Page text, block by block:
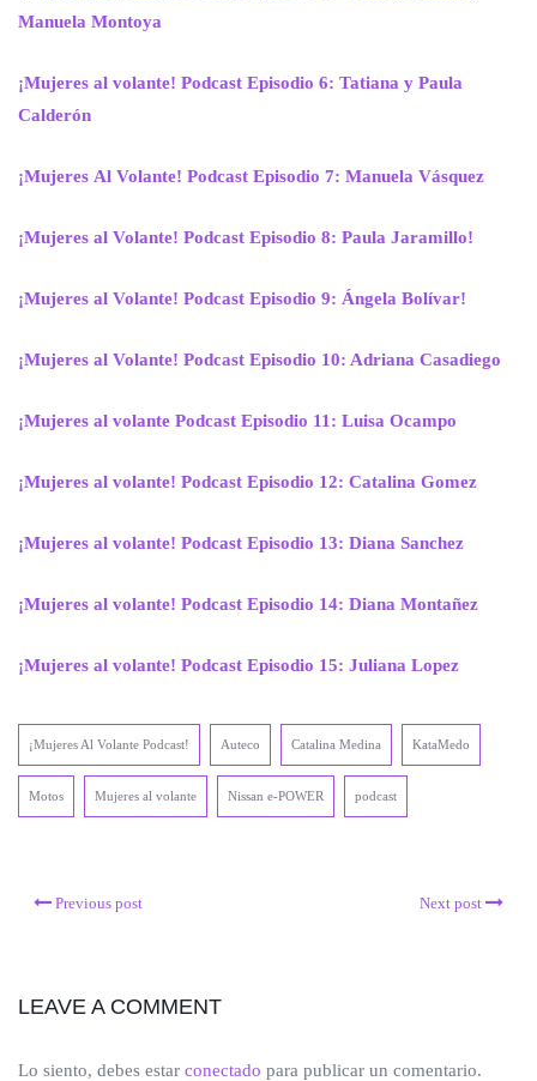
Manuela Montoya
¡Mujeres al volante! Podcast Episodio 6: Tatiana y Paula
Calderón
¡Mujeres Al Volante! Podcast Episodio 7: Manuela Vásquez
¡Mujeres al Volante! Podcast Episodio 8: Paula Jaramillo!
¡Mujeres al Volante! Podcast Episodio 9: Ángela Bolívar!
¡Mujeres al Volante! Podcast Episodio 10: Adriana Casadiego
¡Mujeres al volante Podcast Episodio 11: Luisa Ocampo
¡Mujeres al volante! Podcast Episodio 12: Catalina Gomez
¡Mujeres al volante! Podcast Episodio 13: Diana Sanchez
¡Mujeres al volante! Podcast Episodio 14: Diana Montañez
¡Mujeres al volante! Podcast Episodio 15: Juliana Lopez
¡Mujeres Al Volante Podcast! Auteco Catalina Medina KataMedo
Motos Mujeres al volante Nissan e-POWER podcast
Previous post Next post
LEAVE A COMMENT
Lo siento, debes estar conectado para publicar un comentario.